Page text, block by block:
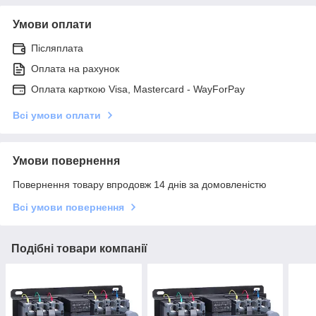
Умови оплати
Післяплата
Оплата на рахунок
Оплата карткою Visa, Mastercard - WayForPay
Всі умови оплати
Умови повернення
Повернення товару впродовж 14 днів за домовленістю
Всі умови повернення
Подібні товари компанії